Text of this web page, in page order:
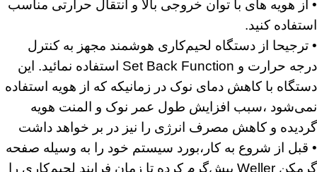
• از هویه های با توان خروجی بالا و انتقال حرارتی مناسب
استفاده کنید.
• ترجیحا از دستگاه لحیم‌کاری هوشمند مجهز به کنترل
درجه حرارت و Set Back Function استفاده نمائید. این
دستگاه با کاهش دمای نوک در زمانیکه که از هویه استفاده
نمی‌شود ،سبب افزایش طول عمر نوک و المنت هویه
گردیده و کاهش مصرف انرژی را نیز در بر خواهد داشت
• قبل از شروع به کار،بورد سیستم خود را به وسیله صفحه
گرمکن Weller پیش‌گرم کرده تا زمان فرایند لحیم‌کاری را